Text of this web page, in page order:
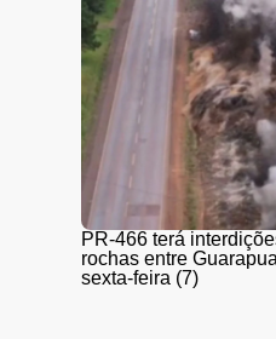
PR-466 terá
rochas entre
sexta-feira (7)